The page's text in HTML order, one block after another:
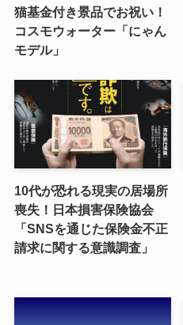
猫基金付き景品でお祝い！
コスモウォーター「にゃん
モデル」
10代が恐れる現実の居場所
喪失！日本損害保険協会
「SNSを通じた保険金不正
請求に関する意識調査」